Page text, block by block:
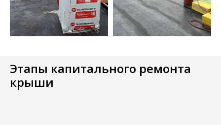
Этапы капитального ремонта
крыши